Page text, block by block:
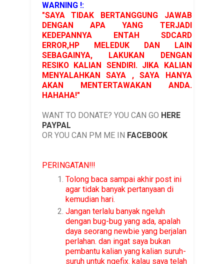
WARNING !:
"SAYA TIDAK BERTANGGUNG JAWAB
DENGAN APA YANG TERJADI
KEDEPANNYA ENTAH SDCARD
ERROR,HP MELEDUK DAN LAIN
SEBAGAINYA, LAKUKAN DENGAN
RESIKO KALIAN SENDIRI. JIKA KALIAN
MENYALAHKAN SAYA , SAYA HANYA
AKAN MENTERTAWAKAN ANDA.
HAHAHA!"
WANT TO DONATE? YOU CAN GO HERE
PAYPAL
OR YOU CAN PM ME IN FACEBOOK
PERINGATAN!!!
Tolong baca sampai akhir post ini
agar tidak banyak pertanyaan di
kemudian hari.
Jangan terlalu banyak ngeluh
dengan bug-bug yang ada, apalah
daya seorang newbie yang berjalan
perlahan. dan ingat saya bukan
pembantu kalian yang kalian suruh-
suruh untuk ngefix. kalau saya telah